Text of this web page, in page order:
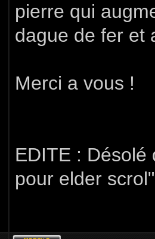
pierre qui
dague de fer et
Merci a vous !
EDITE : Désolé
pour elder scrol"